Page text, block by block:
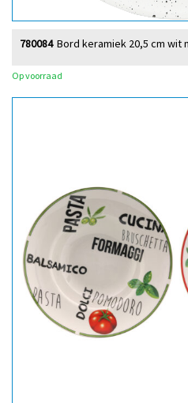
Bord keramiek 20,5 cm wit
780084
Op voorraad